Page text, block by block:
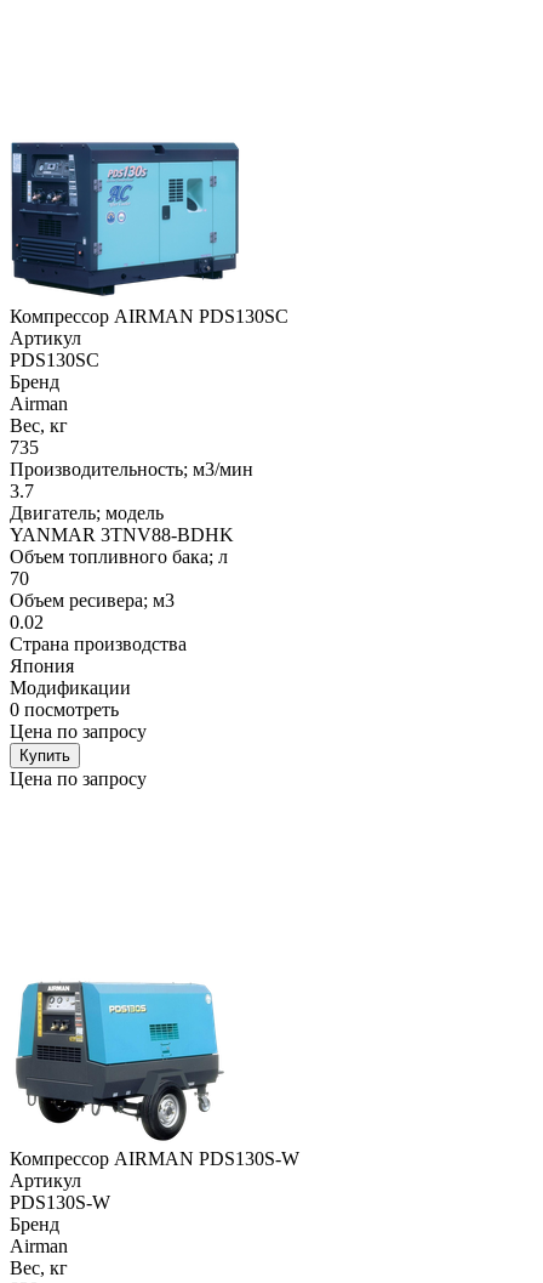
Компрессор AIRMAN PDS130SC
Артикул
PDS130SC
Бренд
Airman
Вес, кг
735
Производительность; м3/мин
3.7
Двигатель; модель
YANMAR 3TNV88-BDHK
Объем топливного бака; л
70
Объем ресивера; м3
0.02
Страна производства
Япония
Модификации
0 посмотреть
Цена по запросу
Купить
Цена по запросу
Компрессор AIRMAN PDS130S-W
Артикул
PDS130S-W
Бренд
Airman
Вес, кг